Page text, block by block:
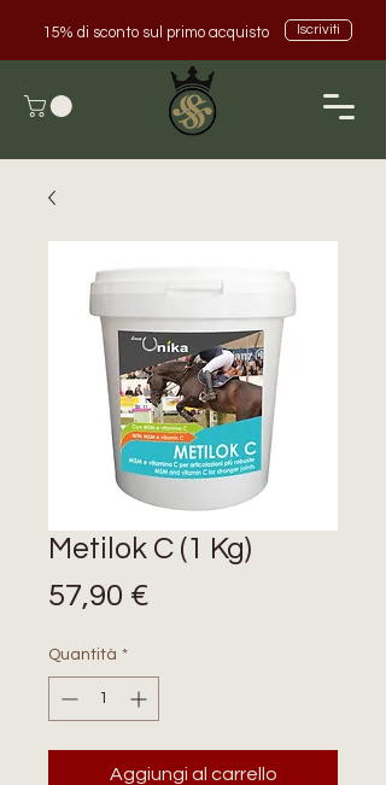
15% di sconto sul primo acquisto Iscriviti
Metilok C (1 Kg)
57,90 €
Quantità *
Aggiungi al carrello